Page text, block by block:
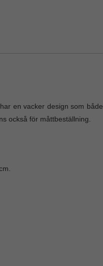
en vacker design som både
också för måttbeställning.